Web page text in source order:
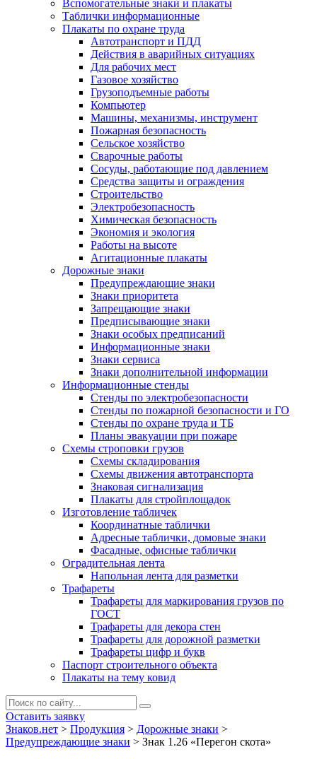
Вспомогательные знаки и плакаты
Таблички информационные
Плакаты по охране труда
Автотранспорт и ПДД
Действия в аварийных ситуациях
Для рабочих мест
Газовое хозяйство
Грузоподъемные работы
Компьютер
Машины, механизмы, инструмент
Пожарная безопасность
Сельское хозяйство
Сварочные работы
Сосуды, работающие под давлением
Средства защиты и ограждения
Строительство
Электробезопасность
Химическая безопасность
Экономия и экология
Работы на высоте
Агитационные плакаты
Дорожные знаки
Предупреждающие знаки
Знаки приоритета
Запрещающие знаки
Предписывающие знаки
Знаки особых предписаний
Информационные знаки
Знаки сервиса
Знаки дополнительной информации
Информационные стенды
Стенды по электробезопасности
Стенды по пожарной безопасности и ГО
Стенды по охране труда и ТБ
Планы эвакуации при пожаре
Схемы строповки грузов
Схемы складирования
Схемы движения автотранспорта
Знаковая сигнализация
Плакаты для стройплощадок
Изготовление табличек
Координатные таблички
Адресные таблички, домовые знаки
Фасадные, офисные таблички
Оградительная лента
Напольная лента для разметки
Трафареты
Трафареты для маркирования грузов по
ГОСТ
Трафареты для декора стен
Трафареты для дорожной разметки
Трафареты цифр и букв
Паспорт строительного объекта
Плакаты на тему ковид
Оставить заявку
Знаков.нет > Продукция > Дорожные знаки >
Предупреждающие знаки > Знак 1.26 «Перегон скота»